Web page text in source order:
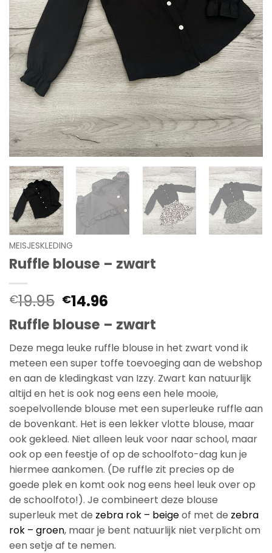
MEISJESKLEDING
Ruffle blouse – zwart
€19.95 Oorspronkelijke
prijs
was:
€19.95.
€14.96
is:
€14.96.
Ruffle blouse – zwart
Deze mega leuke ruffle blouse in het zwart vond ik
meteen een super toffe toevoeging aan de webshop
en aan de kledingkast van Izzy. Zwart kan natuurlijk
altijd en het is ook nog eens een hele mooie,
soepelvollende blouse met een superleuke ruffle aan
de bovenkant. Het is een lekker vlotte blouse, maar
ook gekleed. Niet alleen leuk voor naar school, maar
ook op een feestje of op de schoolfoto-dag kun je
hiermee aankomen. (De ruffle zit precies op de
goede plek en komt ook nog eens heel leuk over op
de schoolfoto!). Je combineert deze blouse
superleuk met de zebra rok – beigeof met de zebra
rok – groen, maar je bent natuurlijk niet verplicht om
een setje af te nemen.